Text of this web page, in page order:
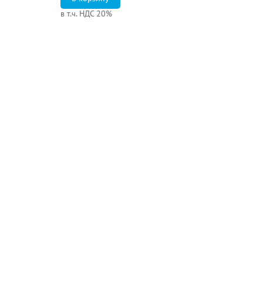
в т.ч. НДС 20%